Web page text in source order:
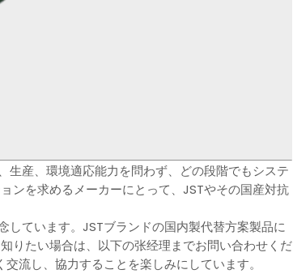
産、環境適応能力を問わず、どの段階でもシステ
ンを求めるメーカーにとって、JSTやその国産対抗
ています。JSTブランドの国内製代替方案製品に
りたい場合は、以下の张经理までお問い合わせくだ
流し、協力することを楽しみにしています。